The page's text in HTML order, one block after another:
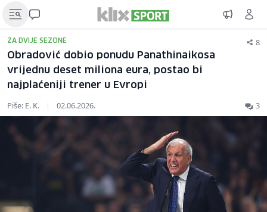
ZA DVIJE SEZONE 8
Obradović dobio ponudu Panathinaikosa
vrijednu deset miliona eura, postao bi
najplaćeniji trener u Evropi
Piše: E. K. | 02.06.2026. 3